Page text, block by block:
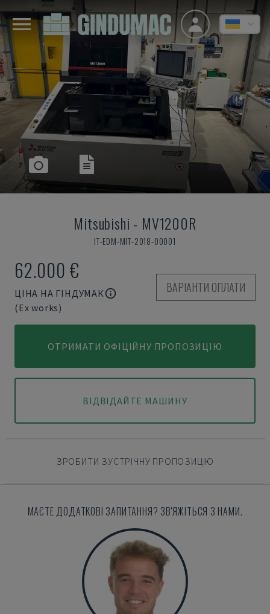
Mitsubishi - MV1200R
IT-EDM-MIT-2018-00001
62.000 €
ЦІНА НА ГІНДУМАК
(Ex works)
ВАРІАНТИ ОПЛАТИ
ОТРИМАТИ ОФІЦІЙНУ ПРОПОЗИЦІЮ
ВІДВІДАЙТЕ МАШИНУ
ЗРОБИТИ ЗУСТРІЧНУ ПРОПОЗИЦІЮ
МАЄТЕ ДОДАТКОВІ ЗАПИТАННЯ? ЗВ'ЯЖІТЬСЯ З НАМИ.